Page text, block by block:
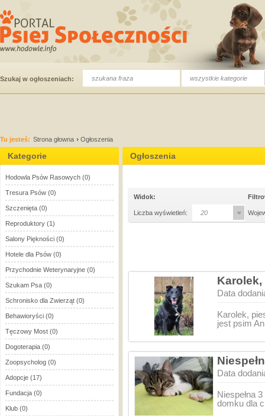
Szukaj w ogłoszeniach: wszystkie kategorie
Tu jesteś: Strona głowna Ogłoszenia
Kategorie
Hodowla Psów Rasowych (0)
Tresura Psów (0)
Szczenięta (0)
Reproduktory (1)
Salony Piękności (0)
Hotele dla Psów (0)
Przychodnie Weterynaryjne (0)
Szukam Psa (0)
Schronisko dla Zwierząt (0)
Behawioryści (0)
Tęczowy Most (0)
Dogoterapia (0)
Zoopsycholog (0)
Adopcje (17)
Fundacja (0)
Klub (0)
Ogłoszenia
Widok:
Liczba wyświetleń: 20
Karolek,
Data
Karolek,
jest psim
Data
Niespełna
domku dla